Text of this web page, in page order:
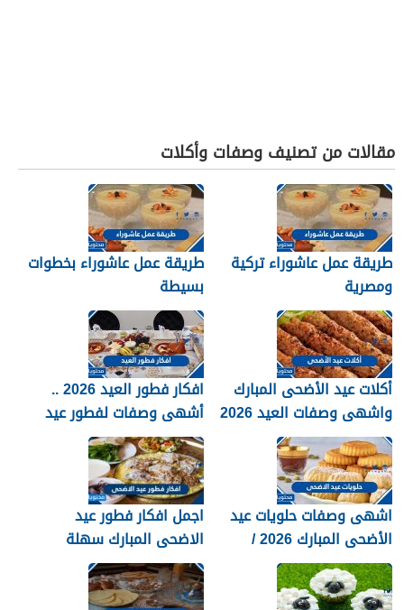
مقالات من تصنيف وصفات وأكلات
طريقة عمل عاشوراء تركية
ومصرية
طريقة عمل عاشوراء بخطوات
بسيطة
أكلات عيد الأضحى المبارك
واشهى وصفات العيد 2026
افكار فطور العيد 2026 ..
أشهى وصفات لفطور عيد
الاضحى المبارك 1447
اشهى وصفات حلويات عيد
الأضحى المبارك 2026 /
1447
اجمل افكار فطور عيد
الاضحى المبارك سهلة
ولذيذة 2026